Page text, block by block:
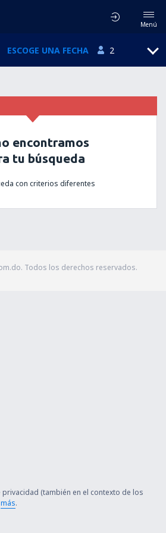
Menú
ESCOGE UNA FECHA 2
encontramos
tu búsqueda
con criterios diferentes
Todos los derechos reservados.
(también en el contexto de los
más.